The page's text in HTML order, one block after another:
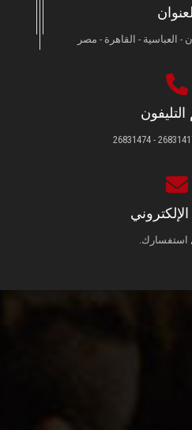
العنوان
- العباسية - القاهرة - مصر
الإلكتروني
استفسارك.